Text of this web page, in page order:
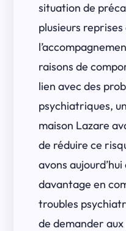
situation de
plusieurs
raisons de
lien avec des
psychiatriques,
maison Lazare
de réduire ce
avons
davantage en
troubles
de demander